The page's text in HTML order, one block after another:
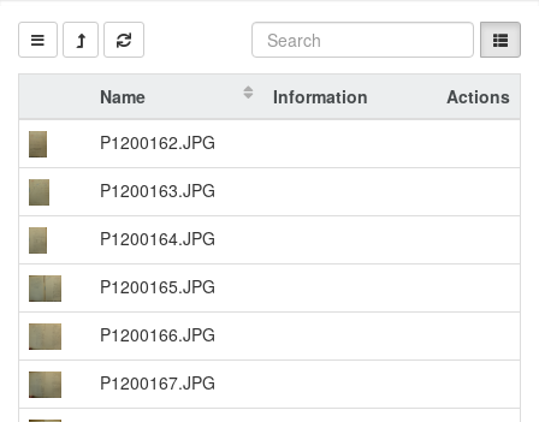
Name Information
Actions
P1200162.JPG
P1200163.JPG
P1200164.JPG
P1200165.JPG
P1200166.JPG
P1200167.JPG